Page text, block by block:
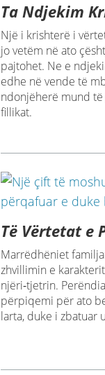
Ta Ndjekim
Një i krishterë i
jo vetëm në ato
pajtohet. Ne e
edhe në vende të
ndonjëherë mund
fillikat.
Të Vërtetat e
Marrëdhëniet
zhvillimin e
njëri‑tjetrin.
përpiqemi për ato
larta, duke i zbatuar